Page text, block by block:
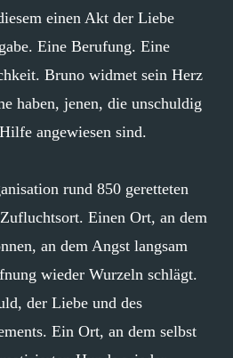
einen Akt der Liebe
Eine Berufung. Eine
Bruno widmet sein Herz
haben, jenen, die unschuldig
angewiesen sind.
rund 850 geretteten
Einen Ort, an dem
an dem Angst langsam
wieder Wurzeln schlägt.
der Liebe und des
Ein Ort, an dem selbst